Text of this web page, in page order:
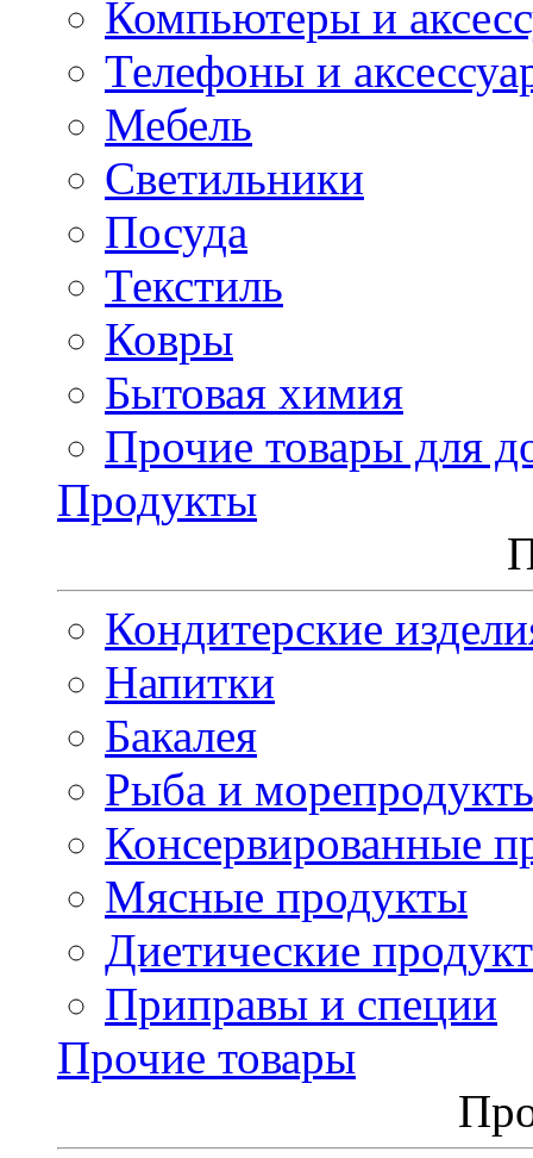
Компьютеры и
Телефоны и
Мебель
Светильники
Посуда
Текстиль
Ковры
Бытовая химия
Прочие товары для
Продукты
Кондитерские
Напитки
Бакалея
Рыба и
Консервированные
Мясные продукты
Диетические
Приправы и специи
Прочие товары